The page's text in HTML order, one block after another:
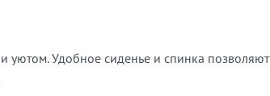
уютом. Удобное сиденье и спинка позволяют